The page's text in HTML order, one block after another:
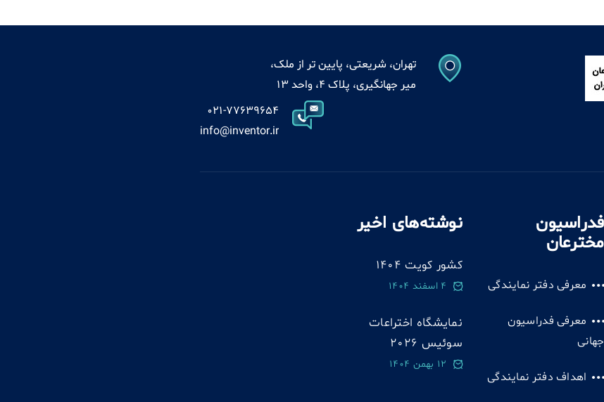
تهران، شریعتی، پایین تر از ملک،
میر جهانگیری، پلاک 4، واحد 13
021-77639654
info@inventor.ir
فدراسیون
مخترعان
معرفی دفتر نمایندگی
معرفی فدراسیون
جهانی
اهداف دفتر نمایندگی
نوشته‌های اخیر
کشور کویت 1404
4 اسفند 1404
نمایشگاه اختراعات
سوئيس 2026
12 بهمن 1404